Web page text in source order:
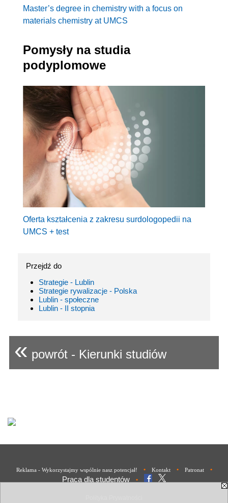
Master’s degree in chemistry with a focus on
materials chemistry at UMCS
Pomysły na studia
podyplomowe
Oferta kształcenia z zakresu surdologopedii na
UMCS + test
Przejdź do
Strategie - Lublin
Strategie rywalizacje - Polska
Lublin - społeczne
Lublin - II stopnia
« powrót - Kierunki studiów
Reklama - Wykorzystajmy wspólnie nasz potencjał! • Kontakt • Patronat •
Praca dla studentów •